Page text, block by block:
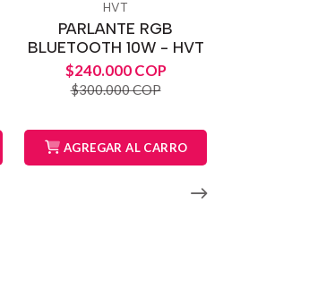
HVT
PARLANTE RGB
BLUETOOTH 10W - HVT
$240.000 COP
$300.000 COP
AGREGAR AL CARRO